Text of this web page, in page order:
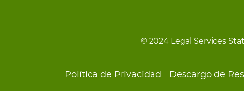
© 2024 Legal Services
Footer
Política de Privacidad Descargo de